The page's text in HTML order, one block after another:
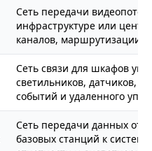
Сеть передачи
инфраструктуре или
каналов, маршрутизации,
Сеть связи для шкафов
светильников, датчиков,
событий и удаленного
Сеть передачи данных от
базовых станций к